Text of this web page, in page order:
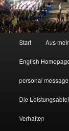
Start Aus
English
personal
Die
Verhalten